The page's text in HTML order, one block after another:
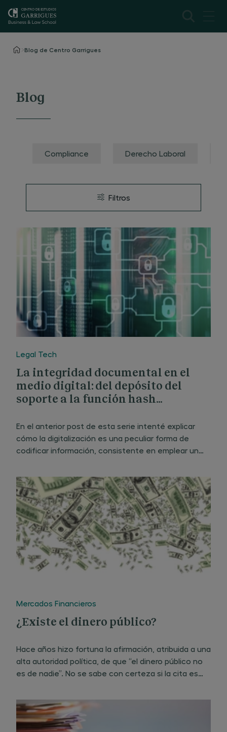
Blog de Centro Garrigues
Blog
Compliance Derecho Laboral
Filtros
Legal Tech
La integridad documental en el
medio digital: del depósito del
soporte a la función hash
En el anterior post de esta serie intenté explicar
cómo la digitalización es una peculiar forma de
codificar información, consistente en emplear un
lógica o lingüística), lo que a su vez permite la
mecanización
Mercados Financieros
¿Existe el dinero público?
Hace años hizo fortuna la afirmación, atribuida a una
alta autoridad política, de que “el dinero público no
es de nadie”. No se sabe con certeza si la cita es
El caso es que se vuelve con frecuencia sobre